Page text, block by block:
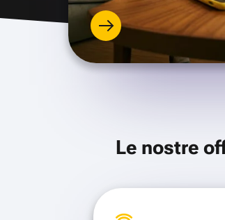
Le nostre